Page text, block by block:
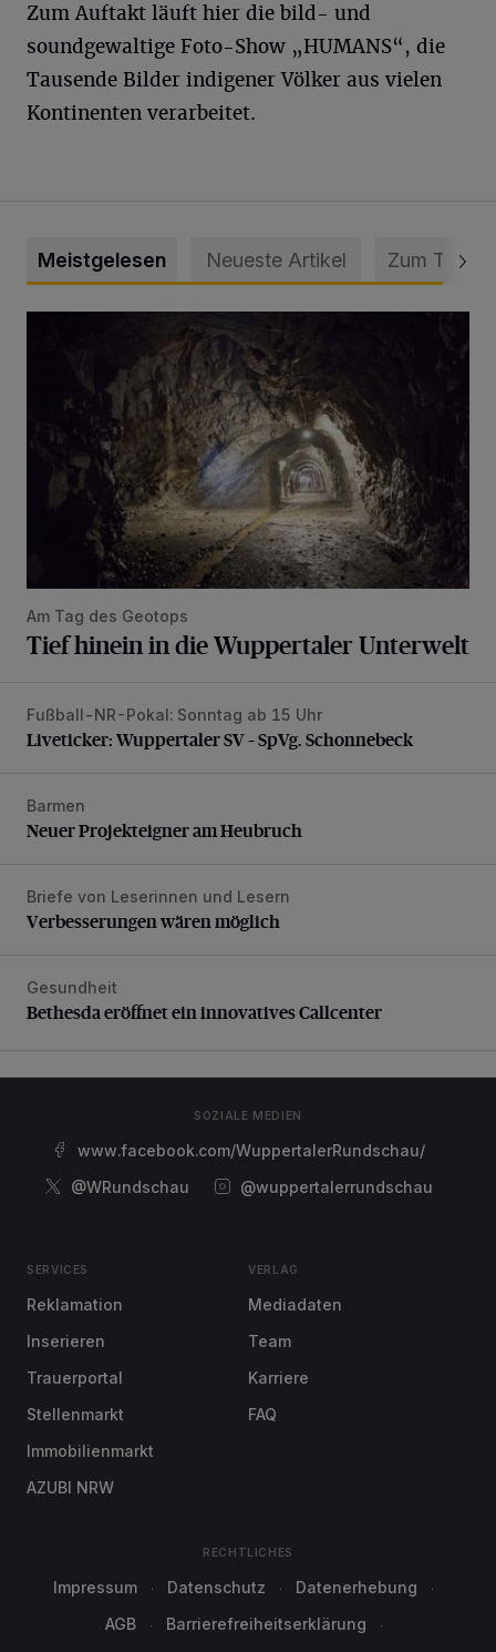
Zum Auftakt läuft hier die bild- und
soundgewaltige Foto-Show „HUMANS“, die
Tausende Bilder indigener Völker aus vielen
Kontinenten verarbeitet.
Meistgelesen Neueste Artikel Zum Thema
Am Tag des Geotops
Tief hinein in die Wuppertaler Unterwelt
Liveticker: Wuppertaler SV – SpVg. Schonnebeck
Fußball-NR-Pokal: Sonntag ab 15 Uhr
Liveticker: Wuppertaler SV – SpVg. Schonnebeck
Neuer Projekteigner am Heubruch
Barmen
Neuer Projekteigner am Heubruch
Verbesserungen wären möglich
Briefe von Leserinnen und Lesern
Verbesserungen wären möglich
Bethesda eröffnet ein innovatives Callcenter
Gesundheit
Bethesda eröffnet ein innovatives Callcenter
SOZIALE MEDIEN
www.facebook.com/WuppertalerRundschau/
@WRundschau
@wuppertalerrundschau
SERVICES
Reklamation
Inserieren
Trauerportal
Stellenmarkt
Immobilienmarkt
AZUBI NRW
VERLAG
Mediadaten
Team
Karriere
FAQ
RECHTLICHES
Impressum Datenschutz
Datenerhebung
AGB
Barrierefreiheitserklärung